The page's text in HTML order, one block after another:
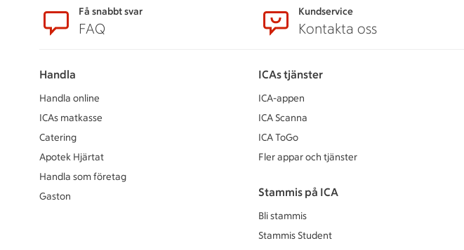
SidfotFå snabbt svar
FAQ
Kundservice
Kontakta oss
Handla
Handla online
ICAs matkasse
Catering
Apotek Hjärtat
Handla som företag
Gaston
ICAs tjänster
ICA-appen
ICA Scanna
ICA ToGo
Fler appar och tjänster
Stammis på ICA
Bli stammis
Stammis Student